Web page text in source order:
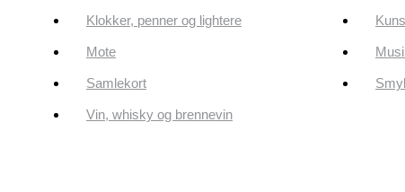
Klokker, penner og lightere
Mote
Samlekort
Vin, whisky og brennevin